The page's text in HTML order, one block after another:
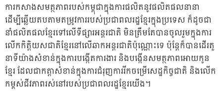
ការកសាងសមត្ថភាពរបស់កម្ពុជាក្នុងការផលិតនូវផលិតផលនានា
ដើម្បីឆ្លើយតបតាមតម្រូវការរបស់ប្រជាពលរដ្ឋខ្មែរក្នុងប្រទេស ក៏ដូចជា
នាំផលិតផលខ្មែរទៅលើទីផ្សារអន្តរជាតិ មិនត្រឹមតែបានចូលរួមក្នុងការ
លើកកិត្តិយសជាតិខ្មែរនៅលើឆាកអន្តរជាតិប៉ុណ្ណោះទេ ប៉ុន្តែក៏បានដើរតួ
នាទីយ៉ាងសំខាន់ក្នុងការបង្កើតការងារ និងបង្កើនសមត្ថភាពអោយកូន
ខ្មែរ ដែលជាកត្តាសំខាន់ក្នុងការជំរុញការរីកចម្រើសេដ្ឋកិច្ចជាតិ និងលើក
កម្ពស់ជីវភាពរស់នៅរបស់ប្រជាពលរដ្ឋខ្មែរយើង។